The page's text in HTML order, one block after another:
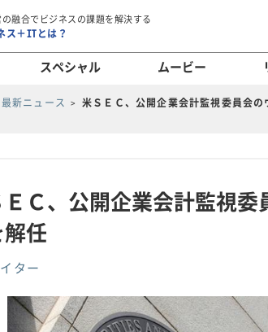
融合でビジネスの課題を解決する
ス＋ITとは？
スペシャル ムービー
最新ニュース 米ＳＥＣ、公開企業会計監視委員会
Ｃ、公開企業会計監視
任
ター